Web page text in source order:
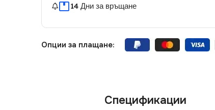
14 Дни за връщане
Опции за плащане:
Спецификации